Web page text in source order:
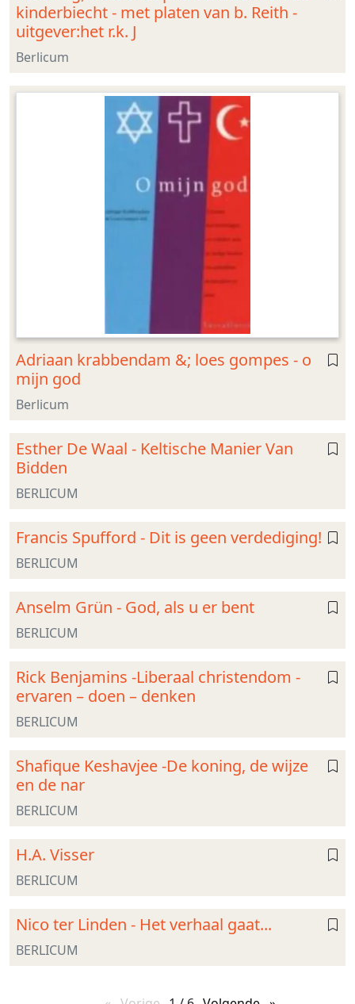
kinderbiecht - met platen van b. Reith -
uitgever:het r.k. J
Berlicum
Adriaan krabbendam &; loes gompes - o
mijn god
Berlicum
Esther De Waal - Keltische Manier Van
Bidden
BERLICUM
Francis Spufford - Dit is geen verdediging!
BERLICUM
Anselm Grün - God, als u er bent
BERLICUM
Rick Benjamins -Liberaal christendom -
ervaren – doen – denken
BERLICUM
Shafique Keshavjee -De koning, de wijze
en de nar
BERLICUM
H.A. Visser
BERLICUM
Nico ter Linden - Het verhaal gaat...
BERLICUM